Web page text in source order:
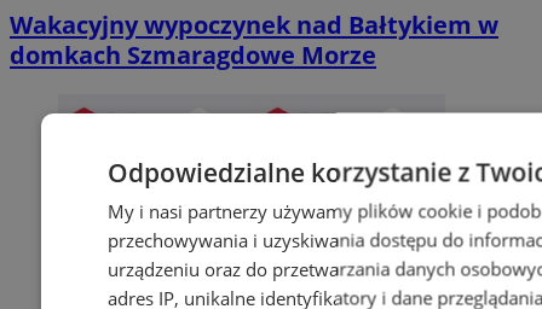
Wakacyjny wypoczynek nad Bałtykiem w
domkach Szmaragdowe Morze
Odpowiedzialne korzystanie z
My i nasi partnerzy używamy plików cookie i
przechowywania i uzyskiwania dostępu do
urządzeniu oraz do przetwarzania danych
adres IP, unikalne identyfikatory i dane